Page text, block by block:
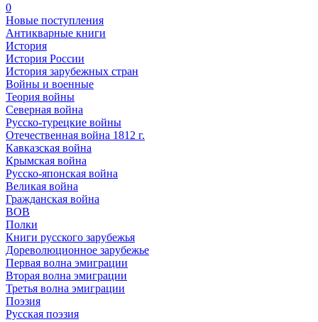
0
Новые поступления
Антикварные книги
История
История России
История зарубежных стран
Войны и военные
Теория войны
Северная война
Русско-турецкие войны
Отечественная война 1812 г.
Кавказская война
Крымская война
Русско-японская война
Великая война
Гражданская война
ВОВ
Полки
Книги русского зарубежья
Дореволюционное зарубежье
Первая волна эмиграции
Вторая волна эмиграции
Третья волна эмиграции
Поэзия
Русская поэзия